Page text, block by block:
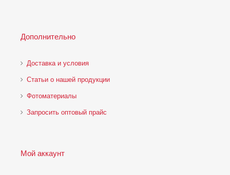
Дополнительно
Доставка и условия
Статьи о нашей продукции
Фотоматериалы
Запросить оптовый прайс
Мой аккаунт